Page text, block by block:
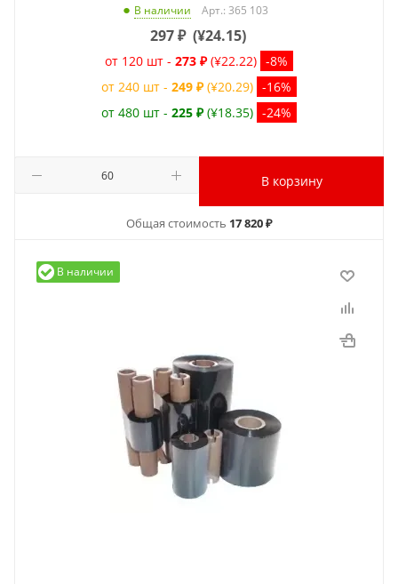
В наличии Арт.: 365 103
297₽ (¥24.15)
от 120 шт - 273 ₽ (¥22.22) -8%
от 240 шт - 249 ₽ (¥20.29) -16%
от 480 шт - 225 ₽ (¥18.35) -24%
В корзину
Общая стоимость 17 820 ₽
В наличии